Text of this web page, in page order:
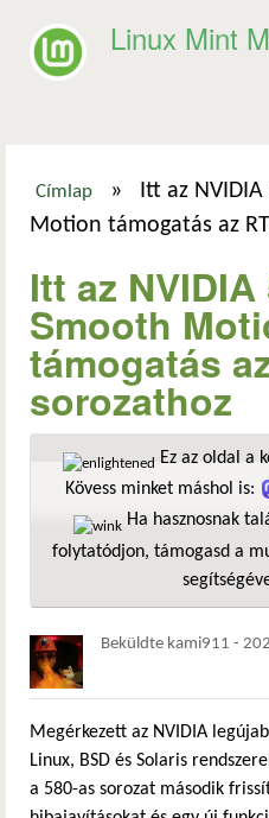
Linux Mint
Jelenlegi hely
Címlap »
Itt az
Motion támogatás az
Itt az
Smooth
támogatás
sorozathoz
Ez az oldal a
Kövess minket máshol is:
Ha hasznosnak
folytatódjon, támogasd a
Beküldte kami911 -
Megérkezett az NVIDIA
Linux, BSD és Solaris
a 580-as sorozat második